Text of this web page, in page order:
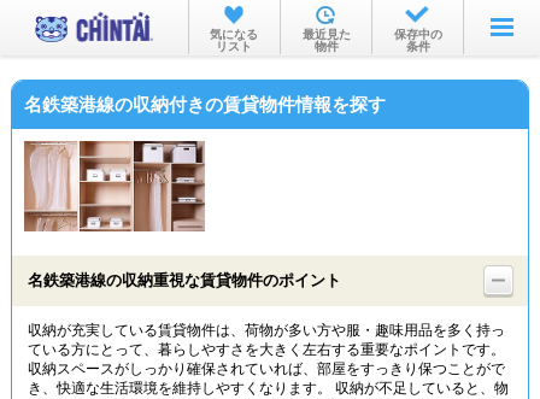
お部屋を探す
沿線・駅から
物件特集から
TOP
気になる
リスト
最近見た
物件
保存中の
条件
名鉄築港線の収納付きの賃貸物件情報を探す
名鉄築港線の収納重視な賃貸物件のポイント
収納が充実している賃貸物件は、荷物が多い方や服・趣味用品を多く持っ
ている方にとって、暮らしやすさを大きく左右する重要なポイントです。
収納スペースがしっかり確保されていれば、部屋をすっきり保つことがで
き、快適な生活環境を維持しやすくなります。 収納が不足していると、物